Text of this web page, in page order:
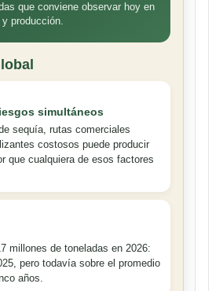
que conviene observar hoy en
producción.
simultáneos
sequía, rutas comerciales
costosos puede producir
que cualquiera de esos factores
millones de toneladas en 2026:
pero todavía sobre el promedio
años.